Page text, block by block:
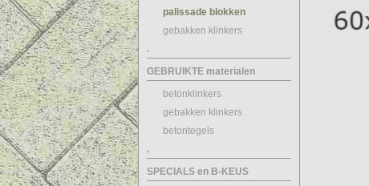
palissade blokken
gebakken klinkers
.
GEBRUIKTE materialen
betonklinkers
gebakken klinkers
betontegels
.
SPECIALS en B-KEUS